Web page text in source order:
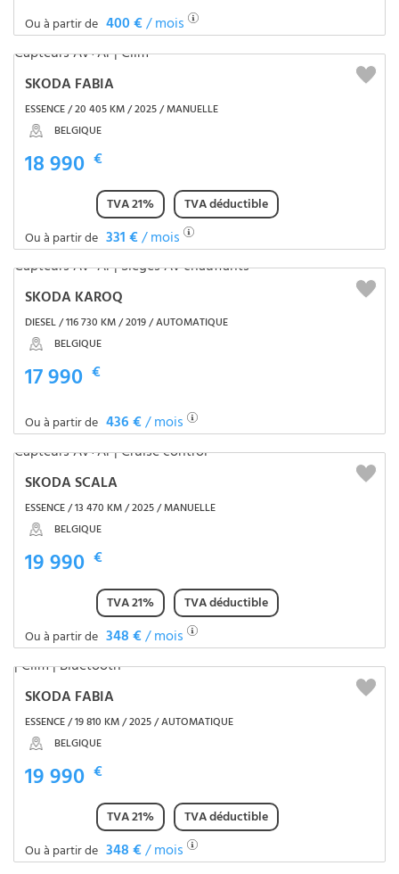
Ou à partir de 400 €/ mois
SKODA FABIA
ESSENCE / 20 405 KM / 2025 / MANUELLE
BELGIQUE
18 990 €
TVA 21%
TVA déductible
Ou à partir de 331 €/ mois
SKODA KAROQ
DIESEL / 116 730 KM / 2019 / AUTOMATIQUE
BELGIQUE
17 990 €
Ou à partir de 436 €/ mois
SKODA SCALA
ESSENCE / 13 470 KM / 2025 / MANUELLE
BELGIQUE
19 990 €
TVA 21%
TVA déductible
Ou à partir de 348 €/ mois
SKODA FABIA
ESSENCE / 19 810 KM / 2025 / AUTOMATIQUE
BELGIQUE
19 990 €
TVA 21%
TVA déductible
Ou à partir de 348 €/ mois